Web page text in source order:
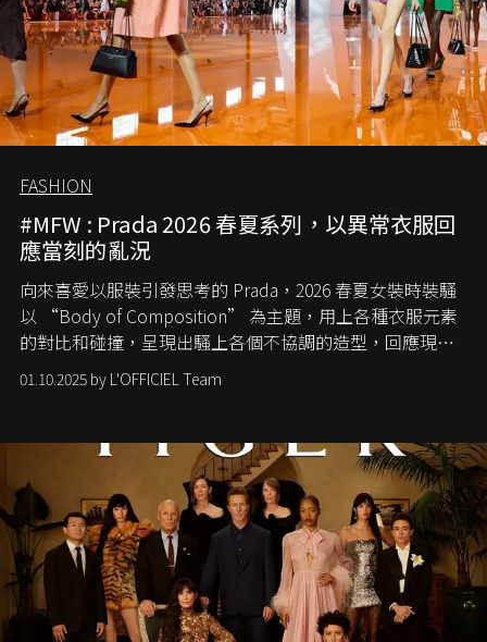
FASHION
#MFW : Prada 2026 春夏系列，以異常衣服回
應當刻的亂況
向來喜愛以服裝引發思考的 Prada，2026 春夏女裝時裝騷
以 “Body of Composition” 為主題，用上各種衣服元素
的對比和碰撞，呈現出騷上各個不協調的造型，回應現今
社會各種資訊、文化超載的現象。
01.10.2025 by L'OFFICIEL Team